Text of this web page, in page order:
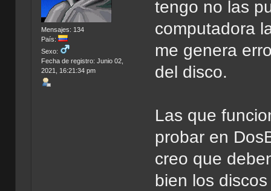
Mensajes: 134
País:
Sexo:
Fecha de registro: Junio 02,
2021, 16:21:34 pm
tengo no las
computadora
me genera
del disco.
Las que
probar en
creo que
bien los